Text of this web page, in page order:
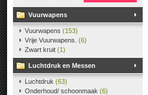
Vuurwapens
Vuurwapens (153)
Vrije Vuurwapens. (6)
Zwart kruit (1)
Luchtdruk en Messen
Luchtdruk (63)
Onderhoud/ schoonmaak (6)